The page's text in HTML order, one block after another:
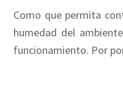
Como que permita
humedad del
funcionamiento. Por